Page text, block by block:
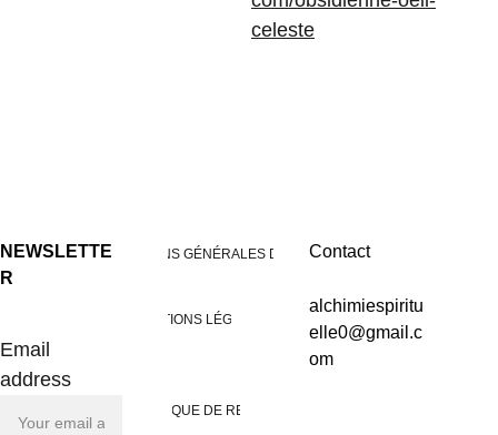
celeste
NEWSLETTE
R
Contact
alchimiespiritu
elle0@gmail.c
om
Email
address
CONDITIONS GÉNÉRALES DE VENTES
MENTIONS LÉGALES
POLITIQUE DE RETOUR